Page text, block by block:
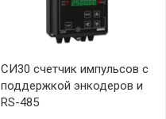
СИ30 счетчик импульсов с
поддержкой энкодеров и
RS-485